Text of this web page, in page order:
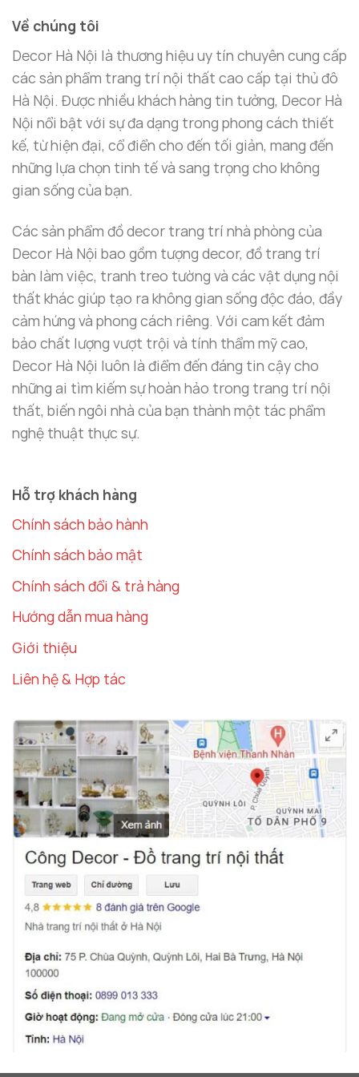
tượng ngựa chiến có khả năng dẫn dắt năng lượng
mạnh mẽ, giúp gia chủ có thể thu hút tài lộc và may
mắn từ mọi nguồn. Đồng là một chất liệu phong
thủy cao cấp, mang lại sự bền vững và lâu dài cho
linh vật. Khi được chế tác từ đồng, tượng ngựa
chiến không chỉ có giá trị thẩm mỹ mà còn gia tăng
hiệu quả phong thủy trong không gian sống.
Cách Đặt Tượng Ngựa Chiến Để Mang Lại
Việc đặtTượng Ngựa Chiến Cao Cấpđúng cách
có thể giúp gia chủ thu hút nhiều tài lộc và may
mắn. Dưới đây là một số cách đặt linh vật phong
thủygiúp gia chủ tối ưu hóa công dụng của tượng
ngựa chiến trong không gian sống và làm việc.
Đặt Tượng Ngựa Chiến Gần Cửa Chính
Cửa chính là nơi đón nhận năng lượng từ bên ngoài
vào trong nhà.Tượng Ngựa Chiến
nên được đặt
gần cửa chính để thu hút tài lộc và may mắn từ bên
ngựa chiến được đặt gần cửa chính sẽ giúp gia chủ
đón nhận những cơ hội mới, đồng thời tạo ra một
môi trường thuận lợi cho sự nghiệp và tài chính.
Tượng ngựa chiến cao cấp phong thủy
Đặt Tượng Ngựa Chiến Trong Phòng Làm Việc
Phòng làm việc là nơi mà gia chủ dành phần lớn
thời gian để phát triển sự nghiệp và tạo dựng tài
lộc. ĐặtTượng Ngựa Chiến Cao Cấp
việc hoặc trong phòng làm việc sẽ giúp gia chủ duy
Về chúng tôi
Decor Hà Nội là thương hiệu uy tín chuyên cung cấp
các sản phẩm trang trí nội thất cao cấp tại thủ đô
Hà Nội. Được nhiều khách hàng tin tưởng, Decor Hà
Nội nổi bật với sự đa dạng trong phong cách thiết
kế, từ hiện đại, cổ điển cho đến tối giản, mang đến
những lựa chọn tinh tế và sang trọng cho không
gian sống của bạn.
Các sản phẩm đồ decor trang trí nhà phòng của
Decor Hà Nội bao gồm tượng decor, đồ trang trí
bàn làm việc, tranh treo tường và các vật dụng nội
thất khác giúp tạo ra không gian sống độc đáo, đầy
cảm hứng và phong cách riêng. Với cam kết đảm
bảo chất lượng vượt trội và tính thẩm mỹ cao,
Decor Hà Nội luôn là điểm đến đáng tin cậy cho
những ai tìm kiếm sự hoàn hảo trong trang trí nội
thất, biến ngôi nhà của bạn thành một tác phẩm
nghệ thuật thực sự.
Hỗ trợ khách hàng
Chính sách bảo hành
Chính sách bảo mật
Chính sách đổi & trả hàng
Hướng dẫn mua hàng
Giới thiệu
Liên hệ & Hợp tác